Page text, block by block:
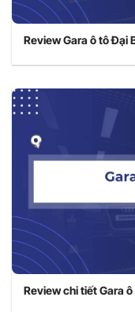
Review Gara ô tô Đại
Review chi tiết Gara